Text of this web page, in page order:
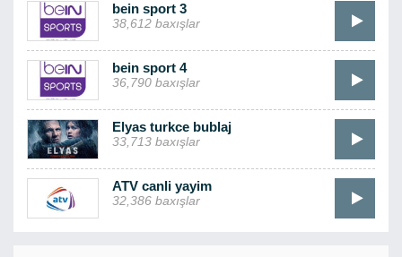
bein sport 3
38,612 baxışlar
bein sport 4
36,790 baxışlar
Elyas turkce bublaj
33,713 baxışlar
ATV canli yayim
32,386 baxışlar